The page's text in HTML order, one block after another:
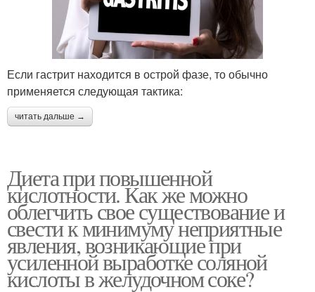
Если гастрит находится в острой фазе, то обычно
применяется следующая тактика:
читать дальше →
Диета при повышенной
кислотности. Как же можно
облегчить свое существование и
свести к минимуму неприятные
явления, возникающие при
усиленной выработке соляной
кислоты в желудочном соке?